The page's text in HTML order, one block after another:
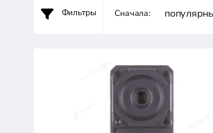
для
телефонов
Фильтры Сначала: